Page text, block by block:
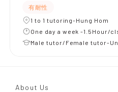
有耐性
1 to 1 tutoring-Hung Hom
One day a week -1.5Hour/
Male tutor/Female tutor-
About Us